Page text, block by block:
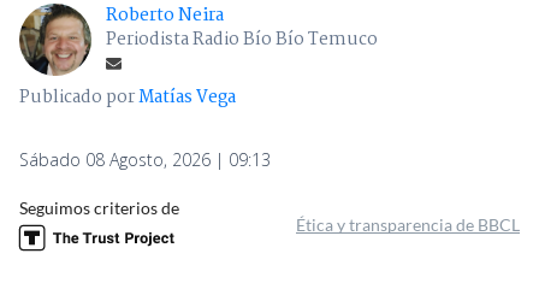
Roberto Neira
Periodista Radio Bío Bío Temuco
Publicado porMatías Vega
Sábado 08 Agosto, 2026 | 09:13
Seguimos criterios de
Ética y transparencia de BBCL